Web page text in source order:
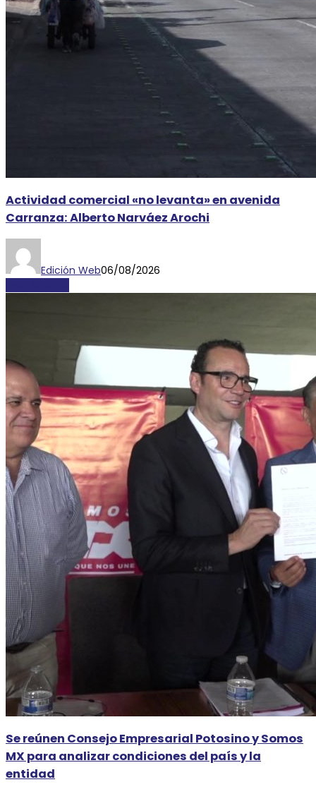
Actividad comercial «no levanta» en avenida
Carranza: Alberto Narváez Arochi
Edición Web06/08/2026
Se reúnen Consejo Empresarial Potosino y Somos
MX para analizar condiciones del país y la
entidad